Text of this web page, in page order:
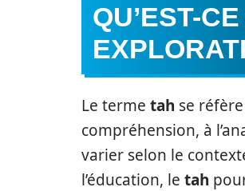
QU’EST-
Le terme tah se
compréhension, à
varier selon le
l’éducation, le tah